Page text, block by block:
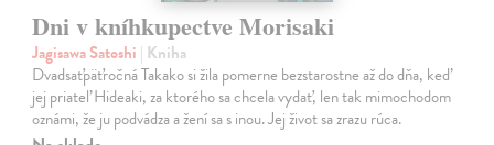
Dni v kníhkupectve Morisaki
Jagisawa Satoshi | Kniha
Dvadsaťpäťročná Takako si žila pomerne bezstarostne až do dňa, keď
jej priateľ Hideaki, za ktorého sa chcela vydať, len tak mimochodom
oznámi, že ju podvádza a žení sa s inou. Jej život sa zrazu rúca.